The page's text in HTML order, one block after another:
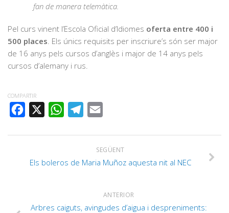
fan de manera telemàtica.
Pel curs vinent l’Escola Oficial d’Idiomes oferta entre 400 i
500 places . Els únics requisits per inscriure’s són ser major
de 16 anys pels cursos d’anglès i major de 14 anys pels
cursos d’alemany i rus.
COMPARTIR
FACEBOOK
WHATSAPPTELEGRAM
SEGÜENT
Els boleros de Maria Muñoz aquesta nit al NEC
ANTERIOR
Arbres caiguts, avingudes d’aigua i despreniments: